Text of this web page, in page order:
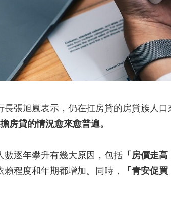
張旭嵐表示，仍在扛房貸的房貸族人口
房貸的情況愈來愈普遍。
數逐年攀升有幾大原因，包括 「房價走高
程度和年期都增加。同時，
「青安促買